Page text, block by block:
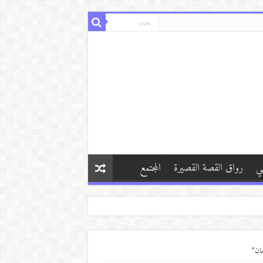
رواق القصة القصيرة المجتمع